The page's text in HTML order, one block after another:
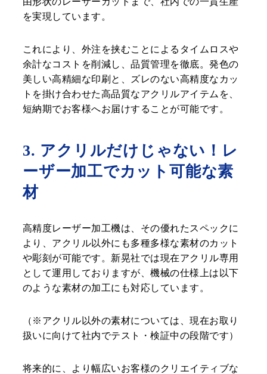
を実現しています。
これにより、外注を挟むことによるタイムロスや
余計なコストを削減し、品質管理を徹底。発色の
美しい高精細な印刷と、ズレのない高精度なカッ
トを掛け合わせた高品質なアクリルアイテムを、
短納期でお客様へお届けすることが可能です。
3. アクリルだけじゃない！レ
ーザー加工でカット可能な素
材
高精度レーザー加工機は、その優れたスペックに
より、アクリル以外にも多種多様な素材のカット
や彫刻が可能です。新晃社では現在アクリル専用
として運用しておりますが、機械の仕様上は以下
のような素材の加工にも対応しています。
（※アクリル以外の素材については、現在お取り
扱いに向けて社内でテスト・検証中の段階です）
将来的に、より幅広いお客様のクリエイティブな